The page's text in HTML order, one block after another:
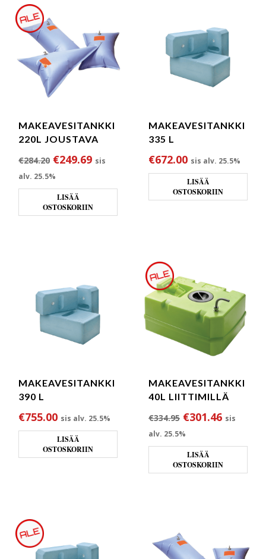
MAKEAVESITANKKI
220L JOUSTAVA
€284.20 Alkuperäinen hinta oli: €284.20.
€249.69Nykyinen hinta on: €249.69.
sis
alv. 25.5%
LISÄÄ
OSTOSKORIIN
MAKEAVESITANKKI
335 L
€672.00 sis alv. 25.5%
LISÄÄ
OSTOSKORIIN
MAKEAVESITANKKI
390 L
€755.00 sis alv. 25.5%
LISÄÄ
OSTOSKORIIN
MAKEAVESITANKKI
40L LIITTIMILLÄ
€334.95 Alkuperäinen
€301.46 sis
alv. 25.5%
LISÄÄ
OSTOSKORIIN